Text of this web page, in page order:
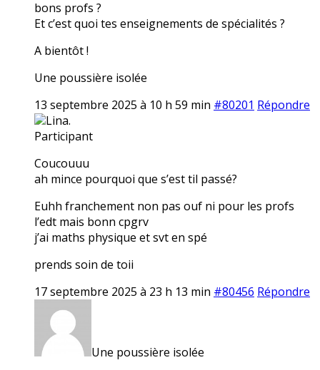
bons profs ?
Et c’est quoi tes enseignements de spécialités ?
A bientôt !
Une poussière isolée
13 septembre 2025 à 10 h 59 min #80201 Répondre
Lina.
Participant
Coucouuu
ah mince pourquoi que s’est til passé?
Euhh franchement non pas ouf ni pour les profs
l’edt mais bonn cpgrv
j’ai maths physique et svt en spé
prends soin de toii
17 septembre 2025 à 23 h 13 min #80456 Répondre
Une poussière isolée